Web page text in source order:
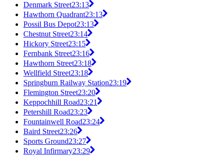
Denmark Street23:13
Hawthorn Quadrant23:13
Possil Bus Depot23:13
Chestnut Street23:14
Hickory Street23:15
Fernbank Street23:16
Hawthorn Street23:18
Wellfield Street23:18
Springburn Railway Station23:19
Flemington Street23:20
Keppochhill Road23:21
Petershill Road23:23
Fountainwell Road23:24
Baird Street23:26
Sports Ground23:27
Royal Infirmary23:29